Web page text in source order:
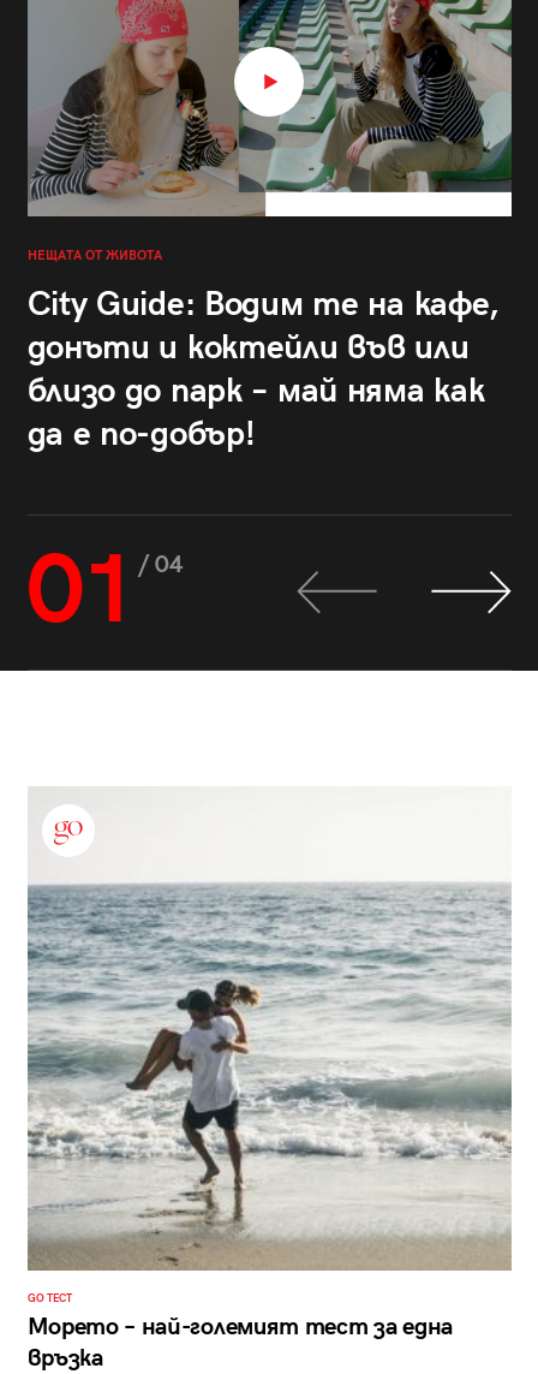
НЕЩАТА ОТ ЖИВОТА
City Guide: Водим те на кафе,
донъти и коктейли във или
близо до парк – май няма как
да е по-добър!
01 / 04
GO ТЕСТ
Морето – най-големият тест за една
връзка